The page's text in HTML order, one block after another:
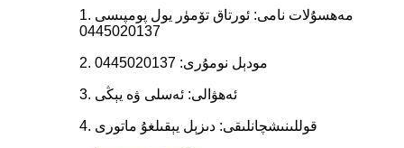
1. مەھسۇلات نامى: ئورتاق تۆمۈر يول پومپىسى
0445020137
2. مودېل نومۇرى: 0445020137
3. ئەھۋالى: ئەسلى ۋە يېڭى
4. قوللىنىشچانلىقى: دىزېل يېقىلغۇ ماتورى